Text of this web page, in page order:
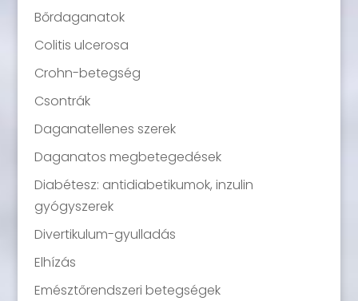
Bőrdaganatok
Colitis ulcerosa
Crohn-betegség
Csontrák
Daganatellenes szerek
Daganatos megbetegedések
Diabétesz: antidiabetikumok, inzulin
gyógyszerek
Divertikulum-gyulladás
Elhízás
Emésztőrendszeri betegségek